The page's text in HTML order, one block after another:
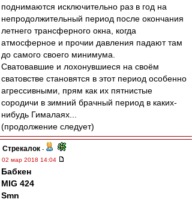
поднимаются исключительно раз в год на
непродолжительный период после окончания
летнего трансферного окна, когда
атмосферное и прочии давления падают там
до самого своего минимума.
Сватовавшие и лохонувшиеся на своём
сватовстве становятся в этот период особенно
агрессивными, прям как их пятнистые
сородичи в зимний брачный период в каких-
нибудь Гималаях...
(продолжение следует)
Стрекалок -
02 мар 2018 14:04
Бабкен
MIG 424
Smn